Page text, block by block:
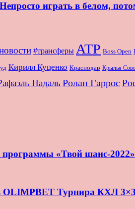
играть в белом,
#трансферы ATP Boss Open
Кирилл Куценко Краснодар Крылья
Надаль Ролан Гаррос
программы «Твой шанс-2022»
OLIMPBET Турнира КХЛ 3×3